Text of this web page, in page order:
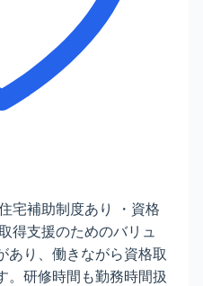
宅補助制度あり ・資格
得支援のためのバリュ
あり、働きながら資格取
。研修時間も勤務時間扱